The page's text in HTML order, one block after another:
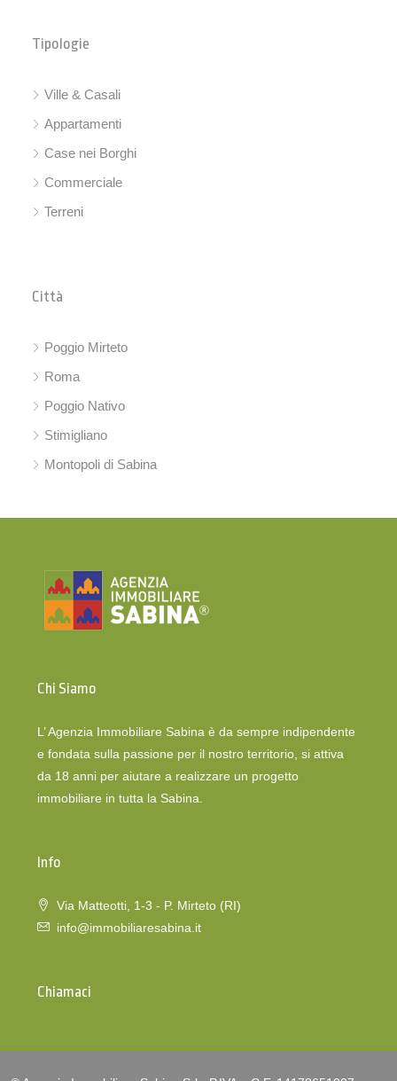
Tipologie
Ville & Casali
Appartamenti
Case nei Borghi
Commerciale
Terreni
Città
Poggio Mirteto
Roma
Poggio Nativo
Stimigliano
Montopoli di Sabina
Chi Siamo
L’ Agenzia Immobiliare Sabina è da sempre indipendente
e fondata sulla passione per il nostro territorio, si attiva
da 18 anni per aiutare a realizzare un progetto
immobiliare in tutta la Sabina.
Info
Via Matteotti, 1-3 - P. Mirteto (RI)
info@immobiliaresabina.it
Chiamaci